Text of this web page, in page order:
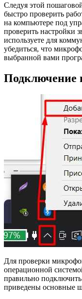
Следуя этой
быстро проверить
на компьютере под
проверить настройки
используете для
убедиться, что
выбранной вами
Подключение
Для проверки
операционной
правильно
приведены основные